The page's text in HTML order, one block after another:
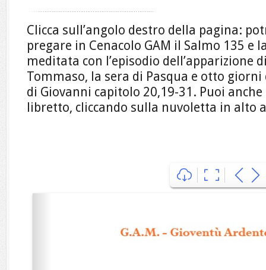
Clicca sull’angolo destro della pagina:
pregare in Cenacolo GAM il Salmo 135 e
meditata con l’episodio dell’apparizione
Tommaso, la sera di Pasqua e otto
di Giovanni capitolo 20,19-31. Puoi
libretto, cliccando sulla nuvoletta in alto